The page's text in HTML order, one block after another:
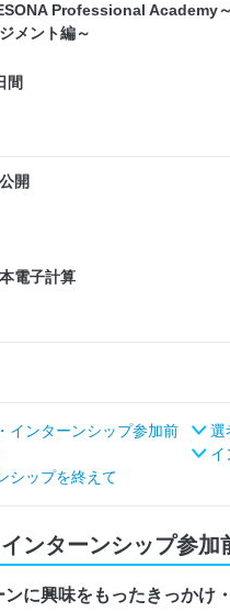
Professional Academy
メント編～
間
開
電子計算
インターンシップ参加前 選
イ
シップを終えて
ンターンシップ参加
ンに興味をもったきっかけ